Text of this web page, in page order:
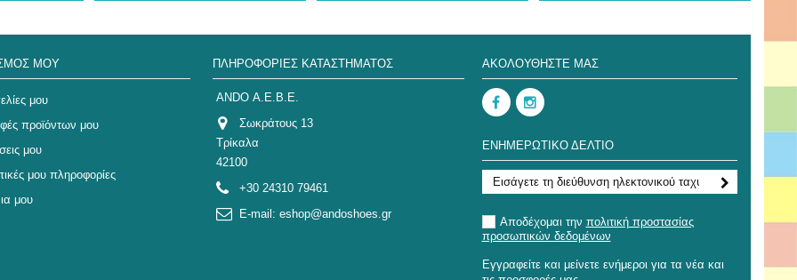
ΜΟΥ
μου
προϊόντων μου
μου
μου πληροφορίες
μου
ΠΛΗΡΟΦΟΡΊΕΣ ΚΑΤΑΣΤΉΜΑΤΟΣ
ANDO Α.Ε.Β.Ε.
Σωκράτους 13
Τρίκαλα
42100
+30 24310 79461
E-mail: eshop@andoshoes.gr
ΑΚΟΛΟΥΘΉΣΤΕ ΜΑΣ
ΕΝΗΜΕΡΩΤΙΚΌ ΔΕΛΤΊΟ
Αποδέχομαι την πολιτική προστασίας
προσωπικών δεδομένων
Εγγραφείτε και μείνετε ενήμεροι για τα νέα και